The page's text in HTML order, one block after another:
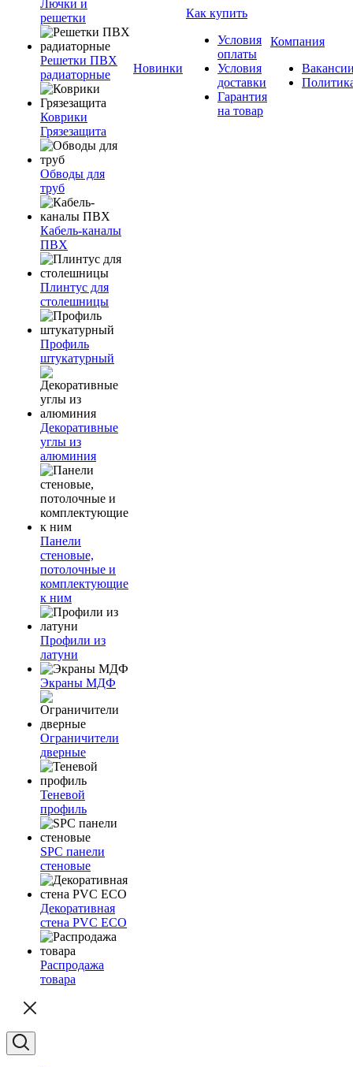
Лючки и
решетки
Решетки ПВХ
радиаторные
Коврики
Грязезащита
Обводы для
труб
Кабель-каналы
ПВХ
Плинтус для
столешницы
Профиль
штукатурный
Декоративные
углы из
алюминия
Панели
стеновые,
потолочные и
комплектующие
к ним
Профили из
латуни
Экраны МДФ
Ограничители
дверные
Теневой
профиль
SPC панели
стеновые
Декоративная
стена PVC ECO
Распродажа
товара
Новинки
Как купить
Условия
оплаты
Условия
доставки
Гарантия
на товар
Компания